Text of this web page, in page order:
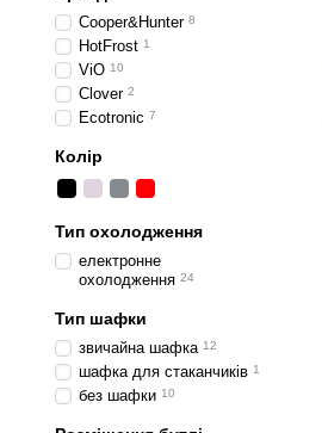
Cooper&Hunter 8
HotFrost 1
ViO 10
Clover 2
Ecotronic 7
Колір
Тип охолодження
електронне
охолодження 24
Тип шафки
звичайна шафка 12
шафка для стаканчиків 1
без шафки 10